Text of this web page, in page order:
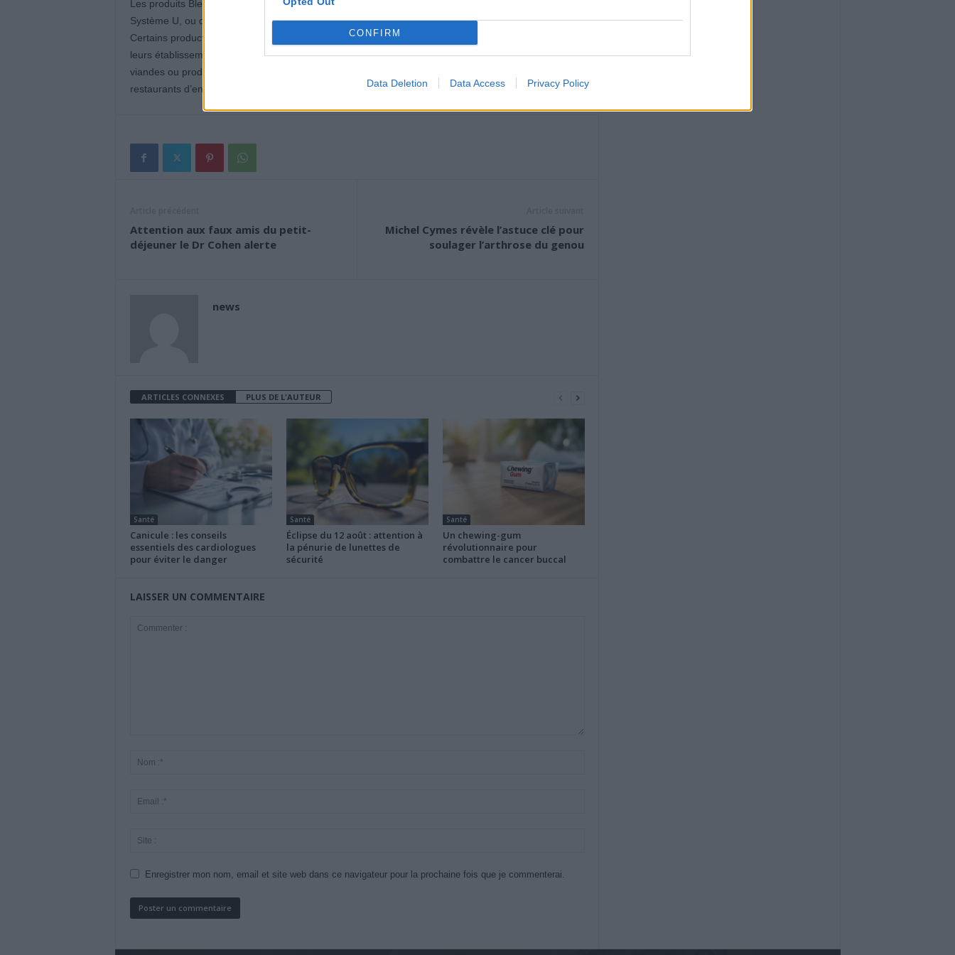
CONFIRM
Data Deletion Data Access Privacy Policy
Les produits Bleu-Blanc-Cœur sont disponibles en grande distribution, notamment chez Intermarché,
Système U, ou dans d’autres enseignes proposant des marques de distributeurs arborant le logo.
Certains producteurs locaux, tels que des bouchers ou boulangers, affichent aussi ce label dans
leurs établissements. De plus, de nombreux producteurs à la ferme vendent directement leurs œufs,
viandes ou produits laitiers labellisés. En restauration collective, plusieurs cantines scolaires et
restaurants d’entreprise privilégient également ces filières.
Attention aux faux amis du petit-
déjeuner le Dr Cohen alerte
Michel Cymes révèle l’astuce clé pour
soulager l’arthrose du genou
news
ARTICLES CONNEXES PLUS DE L'AUTEUR
Santé
Canicule : les conseils
essentiels des cardiologues
pour éviter le danger
Santé
Éclipse du 12 août : attention à
la pénurie de lunettes de
sécurité
Santé
Un chewing-gum
révolutionnaire pour
combattre le cancer buccal
LAISSER UN COMMENTAIRE
Enregistrer mon nom, email et site web dans ce navigateur pour la prochaine fois que je commenterai.